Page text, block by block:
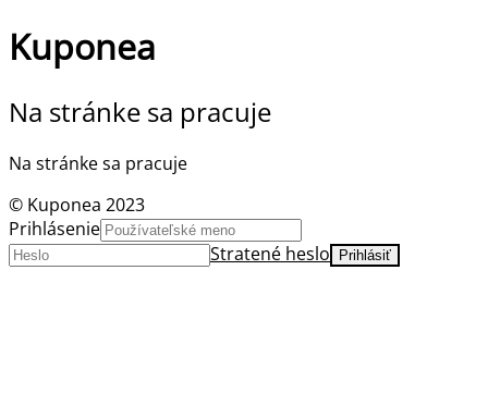
Kuponea
Na stránke sa pracuje
Na stránke sa pracuje
© Kuponea 2023
Prihlásenie
Stratené heslo